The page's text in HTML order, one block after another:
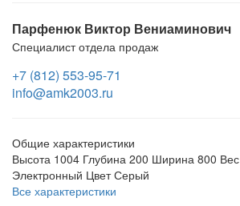
Парфенюк Виктор Вениаминович
Специалист отдела продаж
+7 (812) 553-95-71
info@amk2003.ru
Общие характеристики
Высота 1004 Глубина 200 Ширина 800 Вес
Электронный Цвет Серый
Все характеристики